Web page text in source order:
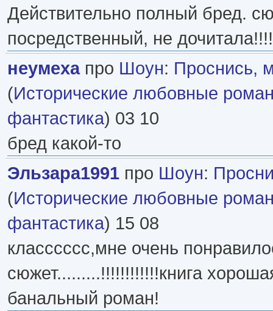
Действительно полный бред.
посредственный, не дочитала!!!!
неумехапро Шоун: Проснись,
(Исторические любовные
фантастика) 03 10
бред какой-то
Эльзара1991 про Шоун:
(Исторические любовные
фантастика) 15 08
класссссс,мне очень
сюжет.........!!!!!!!!!!!!книга
банальный роман!